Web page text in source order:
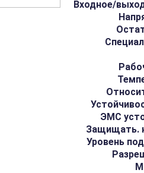
Входное/
ЭМС
Защищать.
Уровень